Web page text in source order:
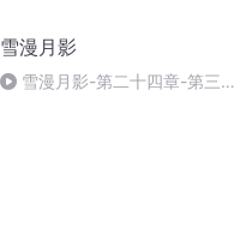
雪漫月影
雪漫月影-第二十四章-第三重